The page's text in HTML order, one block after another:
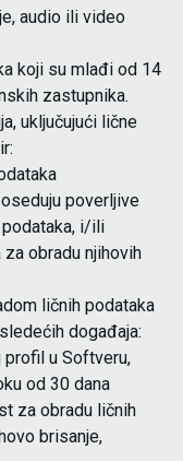
audio ili video
koji su mlađi od 14
zastupnika.
uključujući lične
poverljive
i/ili
obradu njihovih
ličnih podataka
događaja:
u Softveru,
od 30 dana
za obradu ličnih
brisanje,